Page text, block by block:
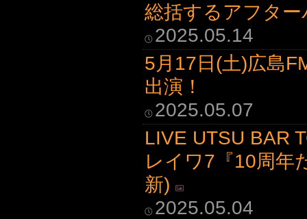
総括するアフタ
2025.05.14
5月17日(土)広島
出演！
2025.05.07
LIVE UTSU BAR
レイワ7『10周年
新)
2025.05.04